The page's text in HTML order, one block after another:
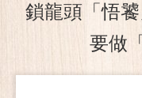
鎖龍頭「悟
要做